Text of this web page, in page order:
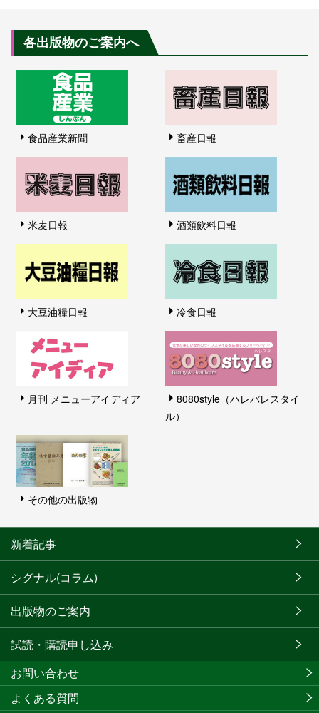
各出版物のご案内へ
食品産業新聞 畜産日報
米麦日報 酒類飲料日報
大豆油糧日報 冷食日報
月刊 メニューアイディア
8080style（ハレバレスタイ
ル）
その他の出版物
新着記事
シグナル(コラム)
出版物のご案内
試読・購読申し込み
お問い合わせ
よくある質問